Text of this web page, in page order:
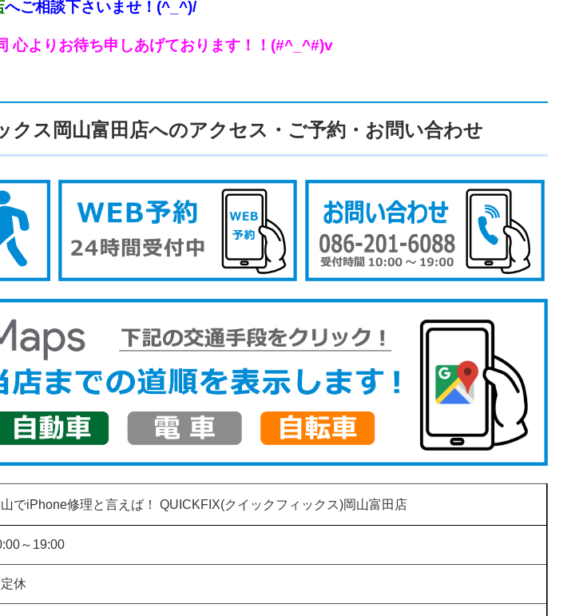
へご相談下さいませ！(^_^)/
心よりお待ち申しあげております！！(#^_^#)v
クス岡山富田店へのアクセス・ご予約・お問い合わせ
でiPhone修理と言えば！ QUICKFIX(クイックフィックス)岡山富田店
～19:00
休